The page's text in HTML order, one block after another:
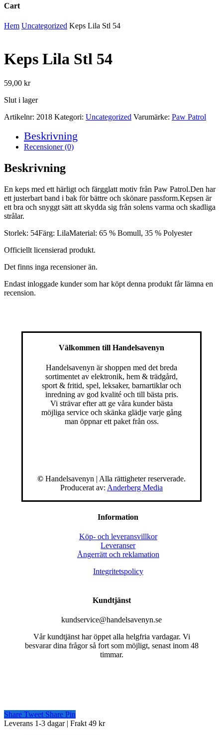
Cart
Close
Hem Uncategorized Keps Lila Stl 54
Keps Lila Stl 54
59,00 kr
Slut i lager
Artikelnr: 2018 Kategori: Uncategorized Varumärke: Paw Patrol
Beskrivning
Recensioner (0)
Beskrivning
En keps med ett härligt och färgglatt motiv från Paw Patrol.Den har
ett justerbart band i bak för bättre och skönare passform.Kepsen är
ett bra och snyggt sätt att skydda sig från solens varma och skadliga
strålar.
Storlek: 54Färg: LilaMaterial: 65 % Bomull, 35 % Polyester
Officiellt licensierad produkt.
Det finns inga recensioner än.
Endast inloggade kunder som har köpt denna produkt får lämna en
recension.
Välkommen till Handelsavenyn
Handelsavenyn är shoppen med det breda
sortimentet av elektronik, hem & trädgård,
sport & fritid, spel, leksaker, barnartiklar och
inredning av god kvalité och till bästa pris.
Vi strävar efter att ge våra kunder bästa
möjliga service och skänka glädje varje gång
man öppnar ett paket från oss.
© Handelsavenyn | Alla rättigheter reserverade.
Producerat av: Anderberg Media
Information
Köp- och leveransvillkor
Leveranser
Ångerrätt och reklamation
Integritetspolicy
Kundtjänst
kundservice@handelsavenyn.se
Vår kundtjänst har öppet alla helgfria vardagar. Vi
besvarar dina frågor så fort som möjligt, senast inom 48
timmar.
Share Tweet Share Pin
Close
Leverans 1-3 dagar | Frakt 49 kr